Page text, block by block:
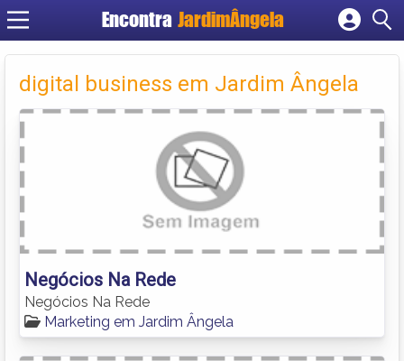
EncontraJardimÂngela
Cadastrar empresa
Criar conta
digital business em Jardim Ângela
Negócios Na Rede
Negócios Na Rede
Marketing em Jardim Ângela